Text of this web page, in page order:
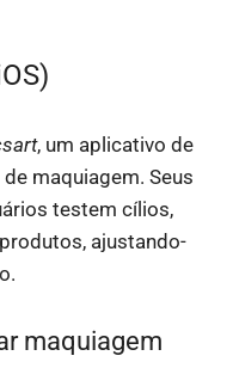
, um aplicativo de
maquiagem. Seus
testem cílios,
ajustando-
maquiagem